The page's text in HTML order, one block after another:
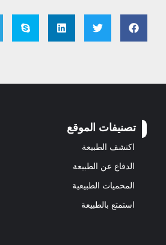
تصنيفات الموقع
اكتشف الطبيعة
الدفاع عن الطبيعة
المحميات الطبيعية
استمتع بالطبيعة